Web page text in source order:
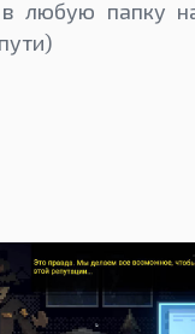
в любую папку